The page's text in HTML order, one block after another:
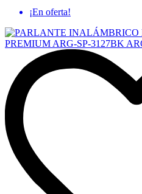
¡En oferta!